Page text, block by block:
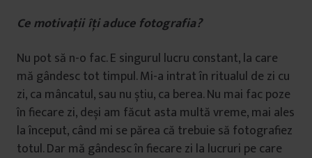
Ce motivații îți aduce fotografia?
Nu pot să n-o fac. E singurul lucru constant, la care
mă gândesc tot timpul. Mi-a intrat în ritualul de zi cu
zi, ca mâncatul, sau nu știu, ca berea. Nu mai fac poze
în fiecare zi, deși am făcut asta multă vreme, mai ales
la început, când mi se părea că trebuie să fotografiez
totul. Dar mă gândesc în fiecare zi la lucruri pe care